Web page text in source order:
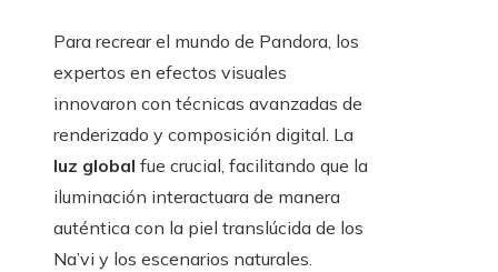
Para recrear el mundo de Pandora, los
expertos en efectos visuales
innovaron con técnicas avanzadas de
renderizado y composición digital. La
luz global fue crucial, facilitando que la
iluminación interactuara de manera
auténtica con la piel translúcida de los
Na’vi y los escenarios naturales.